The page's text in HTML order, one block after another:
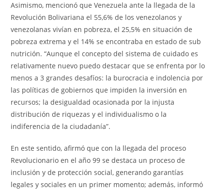
Asimismo, mencionó que Venezuela ante la llegada de la
Revolución Bolivariana el 55,6% de los venezolanos y
venezolanas vivían en pobreza, el 25,5% en situación de
pobreza extrema y el 14% se encontraba en estado de sub
nutrición. “Aunque el concepto del sistema de cuidado es
relativamente nuevo puedo destacar que se enfrenta por lo
menos a 3 grandes desafíos: la burocracia e indolencia por
las políticas de gobiernos que impiden la inversión en
recursos; la desigualdad ocasionada por la injusta
distribución de riquezas y el individualismo o la
indiferencia de la ciudadanía”.
En este sentido, afirmó que con la llegada del proceso
Revolucionario en el año 99 se destaca un proceso de
inclusión y de protección social, generando garantías
legales y sociales en un primer momento; además, informó